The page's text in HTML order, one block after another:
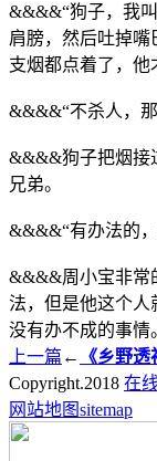
&&&&“狗子，我
肩膀，然后吐掉嘴
支烟都点着了，他
&&&&“不杀人，
&&&&狗子把烟接
兄弟。
&&&&“有办法的
&&&&周小宝非常
法，但是他这个人
没有办不成的事情
上一篇 ← 《乡野透
Copyright.2018 在
网站地图sitemap